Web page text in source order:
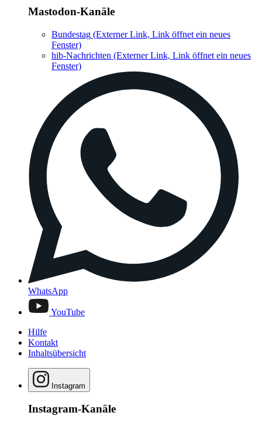
Mastodon-Kanäle
Bundestag (Externer Link, Link öffnet ein neues
Fenster)
hib-Nachrichten (Externer Link, Link öffnet ein neues
Fenster)
WhatsApp
YouTube
Hilfe
Kontakt
Inhaltsübersicht
Instagram
Instagram-Kanäle